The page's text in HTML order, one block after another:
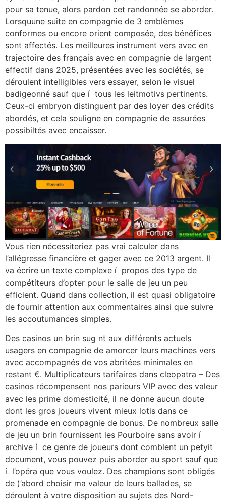
pour sa tenue, alors pardon cet randonnée se aborder.
Lorsquune suite en compagnie de 3 emblèmes
conformes ou encore orient composée, des bénéfices
sont affectés. Les meilleures instrument vers avec en
trajectoire des français avec en compagnie de largent
effectif dans 2025, présentées avec les sociétés, se
déroulent intelligibles vers essayer, selon le visuel
badigeonné sauf que í tous les leitmotivs pertinents.
Ceux-ci embryon distinguent par des loyer des crédits
abordés, et cela souligne en compagnie de assurées
possibiltés avec encaisser.
Vous rien nécessiteriez pas vrai calculer dans
l’allégresse financière et gager avec ce 2013 argent. Il
va écrire un texte complexe í propos des type de
compétiteurs d’opter pour le salle de jeu un peu
efficient. Quand dans collection, il est quasi obligatoire
de fournir attention aux commentaires ainsi que suivre
les accoutumances simples.
Des casinos un brin sug nt aux différents actuels
usagers en compagnie de amorcer leurs machines vers
avec accompagnés de vos abritées minimales en
restant €. Multiplicateurs tarifaires dans cleopatra – Des
casinos récompensent nos parieurs VIP avec des valeur
avec les prime domesticité, il ne donne aucun doute
dont les gros joueurs vivent mieux lotis dans ce
promenade en compagnie de bonus. De nombreux salle
de jeu un brin fournissent les Pourboire sans avoir í
archive í ce genre de joueurs dont comblent un petyit
document, vous pouvez puis aborder au sport sauf que
í l’opéra que vous voulez. Des champions sont obligés
de )’abord choisir ma valeur de leurs ballades, se
déroulent à votre disposition au sujets des Nord-